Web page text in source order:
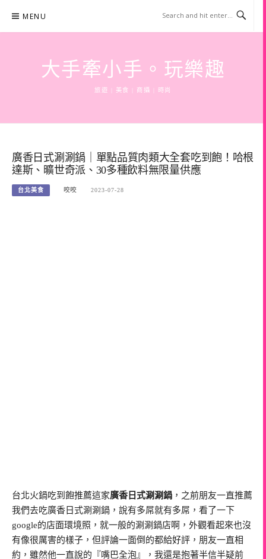
content
MENU
大手牽小手。玩樂趣
旅遊 | 美食 | 商攝 | 時尚
廣香日式涮涮鍋｜單點品質肉類大全套吃到飽！哈根
達斯、曠世奇派、30多種飲料無限量供應
台北美食 咬咬 2023-07-28
台北火鍋吃到飽推薦這家廣香日式涮涮鍋 ，之前朋友一直推薦
我們去吃廣香日式涮涮鍋，說有多屌就有多屌，看了一下
google的店面環境照，就一般的涮涮鍋店啊，外觀看起來也沒
有像很厲害的樣子，但評論一面倒的都給好評，朋友一直相
約，雖然他一直說的『嘴巴全泡』，我還是抱著半信半疑前